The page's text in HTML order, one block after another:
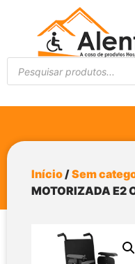
Início/Sem
MOTORIZADA E2